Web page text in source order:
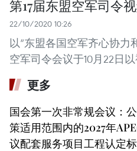
第17届东盟空军司令
22/10/2020 10:26
以“东盟各国空军齐心协力
空军司令会议于10月22日以
更多
国会第一次非常规会议：
策适用范围内的2027年
议配套服务项目工程认定